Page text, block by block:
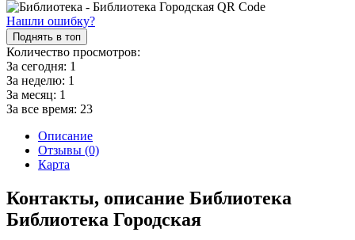
Нашли ошибку?
Поднять в топ
Количество просмотров:
За сегодня: 1
За неделю: 1
За месяц: 1
За все время: 23
Описание
Отзывы (0)
Карта
Контакты, описание Библиотека
Библиотека Городская